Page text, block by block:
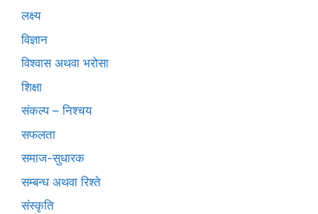
लक्ष्य
विज्ञान
विश्वास अथवा भरोसा
शिक्षा
संकल्प – निश्चय
सफलता
समाज-सुधारक
सम्बन्ध अथवा रिश्ते
संस्कृति